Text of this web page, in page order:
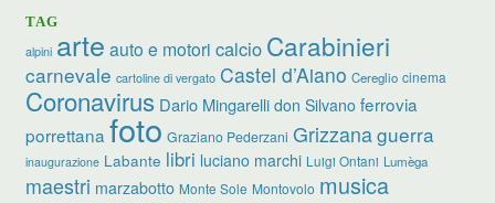
TAG
alpini arte auto e motori calcio Carabinieri
carnevale cartoline di vergato Castel d’Aiano Cereglio cinema
Coronavirus Dario Mingarelli don Silvano ferrovia
porrettanafoto Graziano Pederzani Grizzanaguerra
inaugurazione Labante libri luciano marchi Luigi Ontani Lumèga
maestri marzabotto Monte Sole Montovolo musica